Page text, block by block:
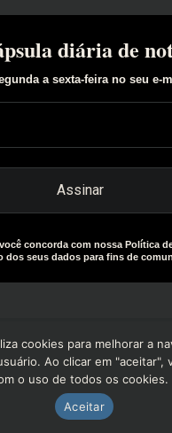
diária de
a sexta-feira no seu e-
concorda com nossa Política
dos seus dados para fins de
| Design by: The Everly
Powered by: R+W Capital
cookies para melhorar a
Ao clicar em "aceitar",
o uso de todos os cookies.
Aceitar